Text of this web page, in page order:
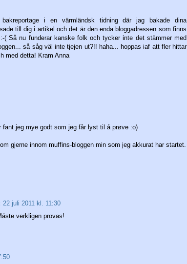
i en värmländsk tidning där jag bakade dina
till dig i artikel och det är den enda bloggadressen som finns
( Så nu funderar kanske folk och tycker inte det stämmer med
så såg väl inte tjejen ut?!! haha... hoppas iaf att fler hittar
med detta! Kram Anna
fant jeg mye godt som jeg får lyst til å prøve :o)
gjerne innom muffins-bloggen min som jeg akkurat har startet.
22 juli 2011 kl. 11:30
verkligen provas!